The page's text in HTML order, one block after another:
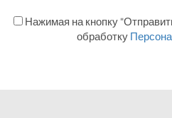
Нажимая на кнопку
обработку